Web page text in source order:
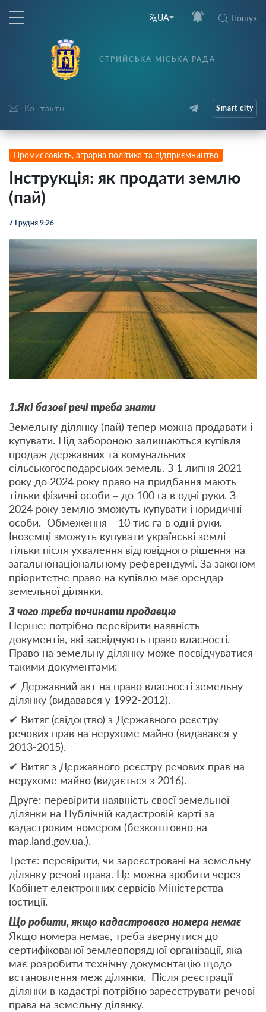
UA Пошук
Контакти
СТРИЙСЬКА МІСЬКА РАДА
Smart city
Промисловість, аграрна політика та підприємництво
Інструкція: як продати землю
(пай)
7 Грудня 9:26
1.Які базові речі треба знати
Земельну ділянку (пай) тепер можна продавати і
купувати. Під забороною залишаються купівля-
продаж державних та комунальних
сільськогосподарських земель. З 1 липня 2021
року до 2024 року право на придбання мають
тільки фізичні особи – до 100 га в одні руки. З
2024 року землю зможуть купувати і юридичні
особи. Обмеження – 10 тис га в одні руки.
Іноземці зможуть купувати українські землі
тільки після ухвалення відповідного рішення на
загальнонаціональному референдумі. За законом
пріоритетне право на купівлю має орендар
земельної ділянки.
З чого треба починати продавцю
Перше: потрібно перевірити наявність
документів, які засвідчують право власності.
Право на земельну ділянку може посвідчуватися
такими документами:
✔ Державний акт на право власності земельну
ділянку (видавався у 1992-2012).
✔ Витяг (свідоцтво) з Державного реєстру
речових прав на нерухоме майно (видавався у
2013-2015).
✔ Витяг з Державного реєстру речових прав на
нерухоме майно (видається з 2016).
Друге: перевірити наявність своєї земельної
ділянки на Публічній кадастровій карті за
кадастровим номером (безкоштовно на
map.land.gov.ua.).
Третє: перевірити, чи зареєстровані на земельну
ділянку речові права. Це можна зробити через
Кабінет електронних сервісів Міністерства
юстиції.
Що робити, якщо кадастрового номера немає
Якщо номера немає, треба звернутися до
сертифікованої землевпорядної організації, яка
має розробити технічну документацію щодо
встановлення меж ділянки. Після реєстрації
ділянки в кадастрі потрібно зареєструвати речові
права на земельну ділянку.